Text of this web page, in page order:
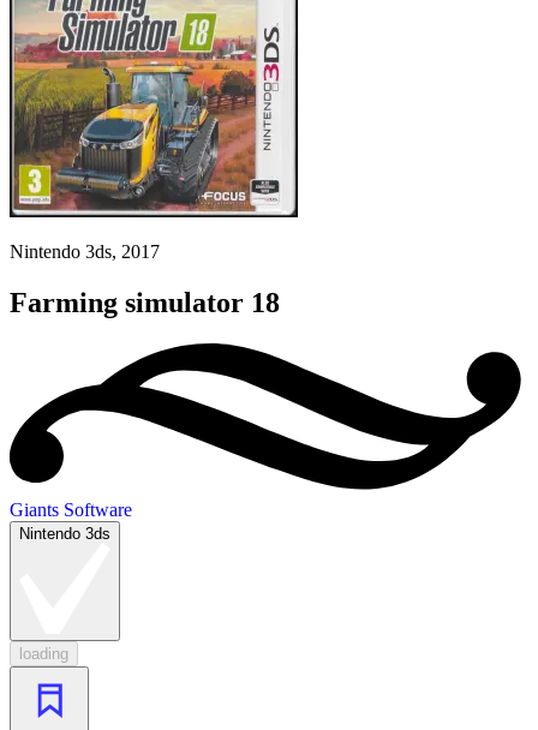
Nintendo 3ds, 2017
Farming simulator 18
Giants Software
Nintendo 3ds
loading